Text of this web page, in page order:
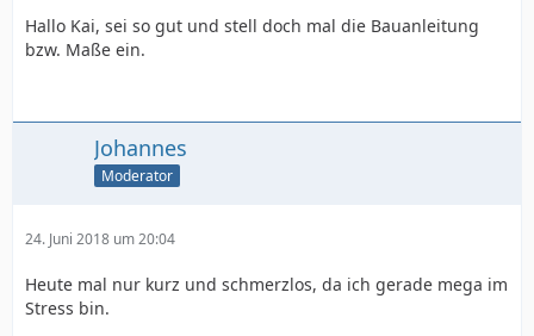
Hallo Kai, sei so gut und stell doch mal die Bauanleitung
bzw. Maße ein.
Johannes
Moderator
24. Juni 2018 um 20:04
Heute mal nur kurz und schmerzlos, da ich gerade mega im
Stress bin.